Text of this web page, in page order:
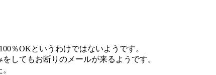
％OKというわけではないようです。
してもお断りのメールが来るようです。